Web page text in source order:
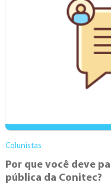
Colunistas
Por que você deve
pública da Conitec?